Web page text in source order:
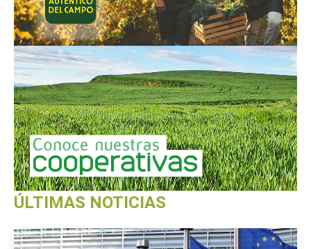
ÚLTIMAS NOTICIAS